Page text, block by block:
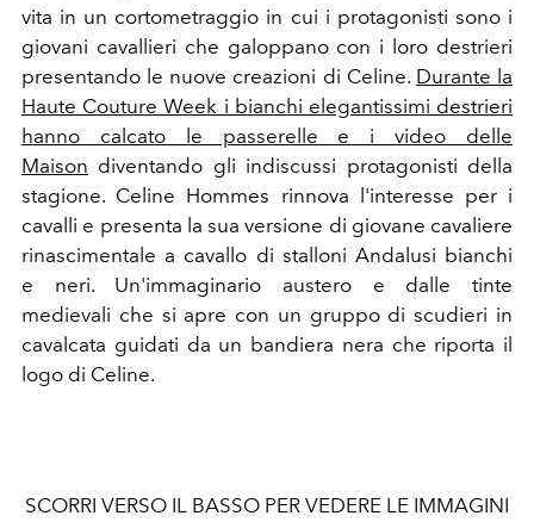
vita in un cortometraggio in cui i protagonisti sono i
giovani cavallieri che galoppano con i loro destrieri
presentando le nuove creazioni di Celine. Durante la
Haute Couture Week i bianchi elegantissimi destrieri
hanno calcato le passerelle e i video delle
Maison diventando gli indiscussi protagonisti della
stagione. Celine Hommes rinnova l'interesse per i
cavalli e presenta la sua versione di giovane cavaliere
rinascimentale a cavallo di stalloni Andalusi bianchi
e neri. Un'immaginario austero e dalle tinte
medievali che si apre con un gruppo di scudieri in
cavalcata guidati da un bandiera nera che riporta il
logo di Celine.
SCORRI VERSO IL BASSO PER VEDERE LE IMMAGINI